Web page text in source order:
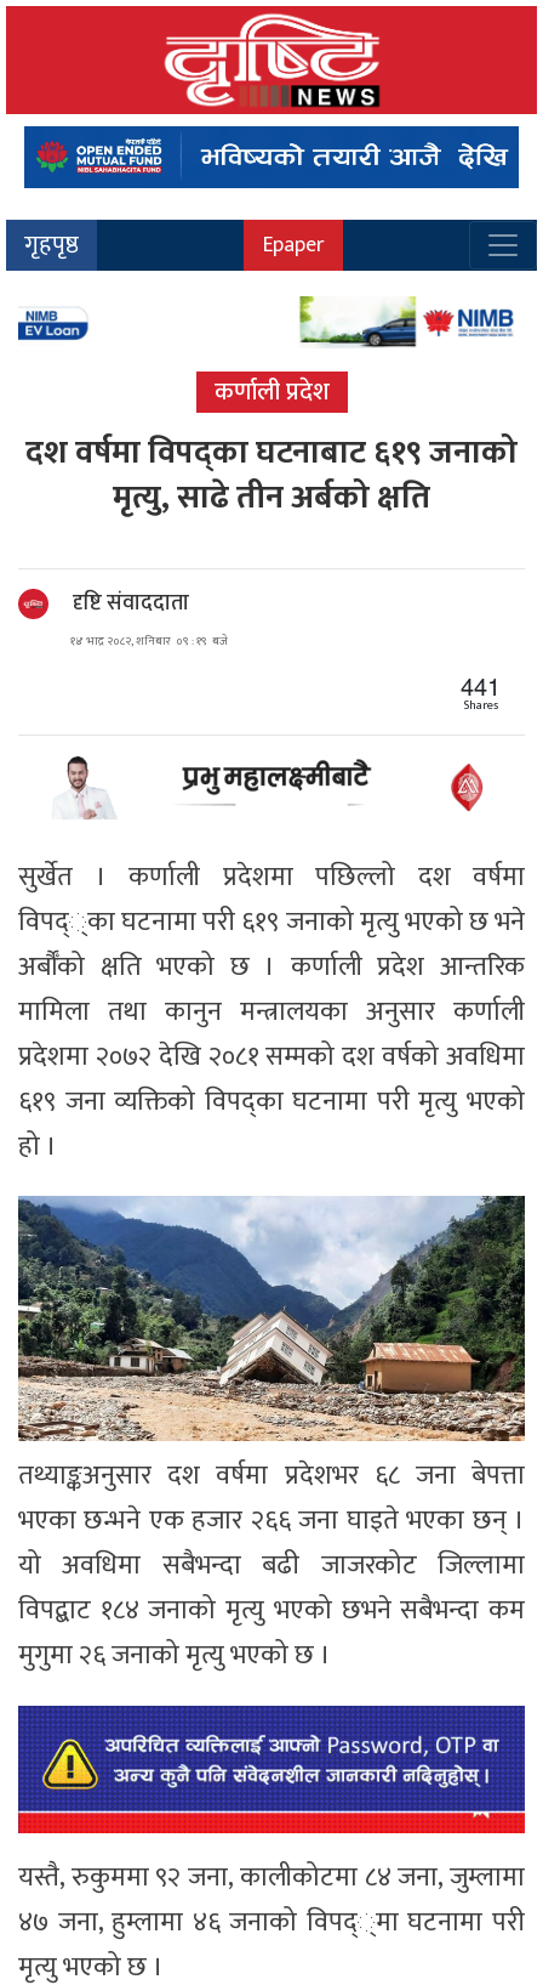
गृहपृष्ठ Epaper
कर्णाली प्रदेश
दश वर्षमा विपद्का घटनाबाट ६१९ जनाको
मृत्यु, साढे तीन अर्बको क्षति
दृष्टि संवाददाता
१४ भाद्र २०८२, शनिबार ०९ : १९ बजे
441
Shares
सुर्खेत । कर्णाली प्रदेशमा पछिल्लो दश वर्षमा
विपद््का घटनामा परी ६१९ जनाको मृत्यु भएको छ भने
अर्बौँको क्षति भएको छ । कर्णाली प्रदेश आन्तरिक
मामिला तथा कानुन मन्त्रालयका अनुसार कर्णाली
प्रदेशमा २०७२ देखि २०८१ सम्मको दश वर्षको अवधिमा
६१९ जना व्यक्तिको विपद्का घटनामा परी मृत्यु भएको
हो ।
तथ्याङ्कअनुसार दश वर्षमा प्रदेशभर ६८ जना बेपत्ता
भएका छन्भने एक हजार २६६ जना घाइते भएका छन् ।
यो अवधिमा सबैभन्दा बढी जाजरकोट जिल्लामा
विपद्बाट १८४ जनाको मृत्यु भएको छभने सबैभन्दा कम
मुगुमा २६ जनाको मृत्यु भएको छ ।
यस्तै, रुकुममा ९२ जना, कालीकोटमा ८४ जना, जुम्लामा
४७ जना, हुम्लामा ४६ जनाको विपद््मा घटनामा परी
मृत्यु भएको छ ।